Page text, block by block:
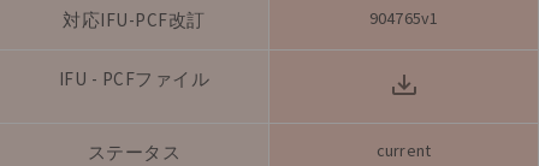
対応IFU-PCF改訂 904765v1
IFU - PCFファイル
ステータス current